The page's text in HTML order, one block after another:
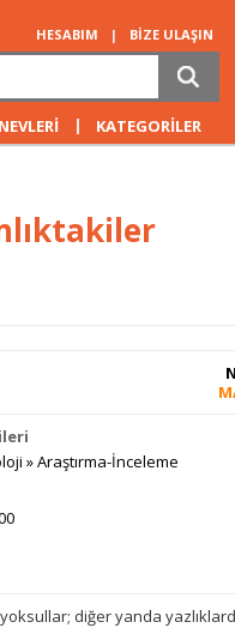
HESABIM | BİZE ULAŞIN
| KATEGORİLER
»Araştırma-İnceleme
diğer yanda